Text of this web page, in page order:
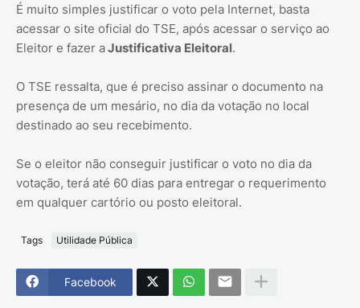
É muito simples justificar o voto pela Internet, basta
acessar o site oficial do TSE, após acessar o serviço ao
Eleitor e fazer aJustificativa Eleitoral.
O TSE ressalta, que é preciso assinar o documento na
presença de um mesário, no dia da votação no local
destinado ao seu recebimento.
Se o eleitor não conseguir justificar o voto no dia da
votação, terá até 60 dias para entregar o requerimento
em qualquer cartório ou posto eleitoral.
Tags Utilidade Pública
Facebook